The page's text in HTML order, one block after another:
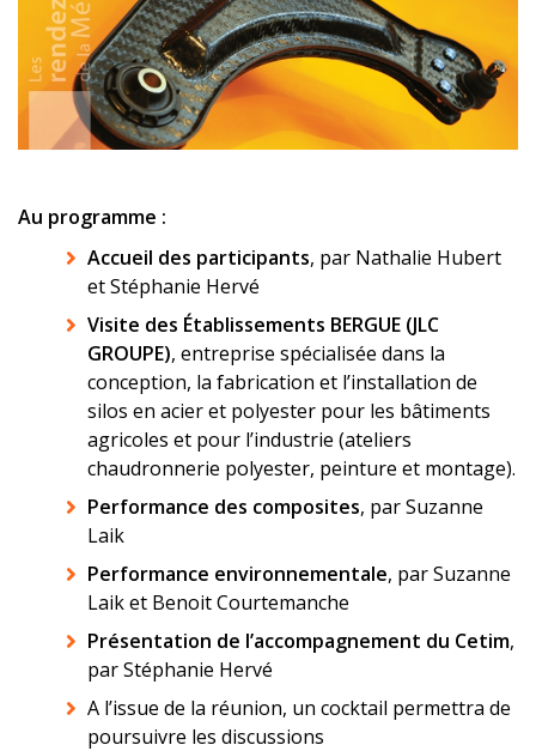
Au programme :
Accueil des participants, par Nathalie Hubert
et Stéphanie Hervé
Visite des Établissements BERGUE (JLC
GROUPE), entreprise spécialisée dans la
conception, la fabrication et l’installation de
silos en acier et polyester pour les bâtiments
agricoles et pour l’industrie (ateliers
chaudronnerie polyester, peinture et montage).
Performance des composites, par Suzanne
Laik
Performance environnementale, par Suzanne
Laik et Benoit Courtemanche
Présentation de l’accompagnement du Cetim,
par Stéphanie Hervé
A l’issue de la réunion, un cocktail permettra de
poursuivre les discussions